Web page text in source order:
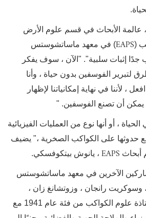
، عالمة الأبحاث في قسم علوم الأرض
(
EAPS) في معهد ماساتشوستس
جدًا إثبات سلبية". "الآن ، سوف يفكر
لتبرير الفوسفين بدون حياة ، وأنا
لأننا في نهاية إمكانياتنا لإظهار
يمكن أن تصنع الفوسفين. "
، أو أنها نوع من العمليات الفيزيائية
حدوثها على الكواكب الصخرية ،" يضيف
أبحاث EAPS ، يانوش بيتكوفسكي.
الآخرين في معهد ماساتشوستس
، وسوكريت رانجان ، وزوتشانغ زان ،
وسارة سيجر ، وهي أستاذة علوم الكواكب من فئة عام 1941 مع